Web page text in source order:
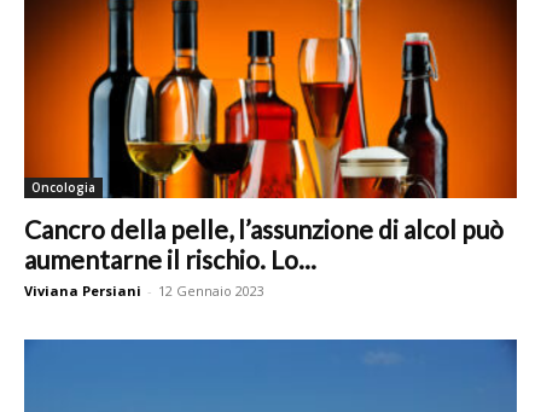
Oncologia
Cancro della pelle, l’assunzione di alcol può
aumentarne il rischio. Lo...
Viviana Persiani - 12 Gennaio 2023